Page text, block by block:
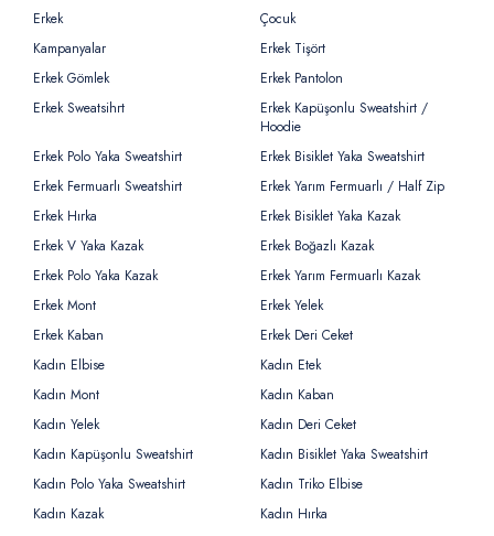
Erkek
Çocuk
Kampanyalar
Erkek Tişört
Erkek Gömlek
Erkek Pantolon
Erkek Sweatsihrt
Erkek Kapüşonlu Sweatshirt /
Hoodie
Erkek Polo Yaka Sweatshirt
Erkek Bisiklet Yaka Sweatshirt
Erkek Fermuarlı Sweatshirt
Erkek Yarım Fermuarlı / Half Zip
Erkek Hırka
Erkek Bisiklet Yaka Kazak
Erkek V Yaka Kazak
Erkek Boğazlı Kazak
Erkek Polo Yaka Kazak
Erkek Yarım Fermuarlı Kazak
Erkek Mont
Erkek Yelek
Erkek Kaban
Erkek Deri Ceket
Kadın Elbise
Kadın Etek
Kadın Mont
Kadın Kaban
Kadın Yelek
Kadın Deri Ceket
Kadın Kapüşonlu Sweatshirt
Kadın Bisiklet Yaka Sweatshirt
Kadın Polo Yaka Sweatshirt
Kadın Triko Elbise
Kadın Kazak
Kadın Hırka